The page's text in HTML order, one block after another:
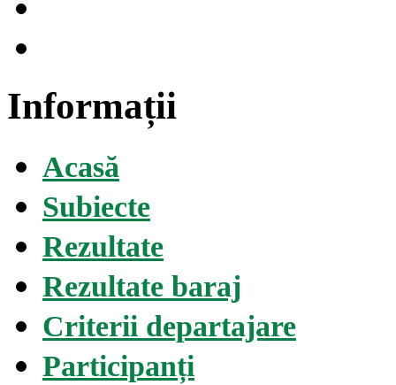
Informații
Acasă
Subiecte
Rezultate
Rezultate baraj
Criterii departajare
Participanți